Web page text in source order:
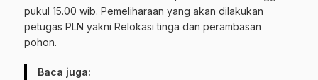
pukul 15.00 wib. Pemeliharaan yang akan dilakukan
petugas PLN yakni Relokasi tinga dan perambasan
pohon.
Baca juga: